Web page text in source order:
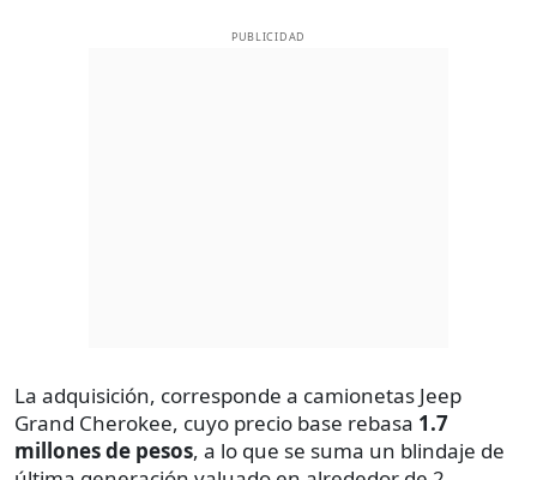
PUBLICIDAD
La adquisición, corresponde a camionetas Jeep
Grand Cherokee, cuyo precio base rebasa 1.7
millones de pesos, a lo que se suma un blindaje de